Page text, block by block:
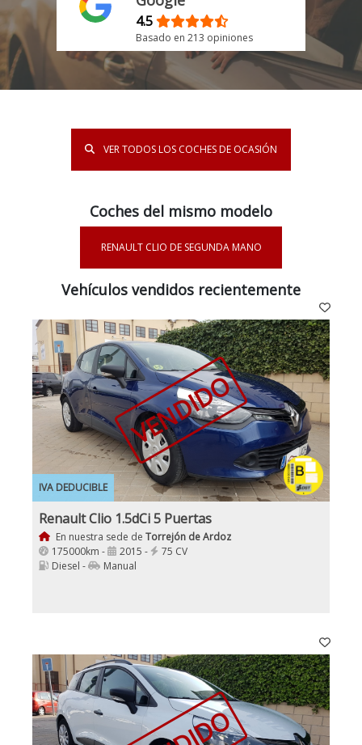
4.5
Basado en 213 opiniones
VER TODOS LOS COCHES DE OCASIÓN
Coches del mismo modelo
RENAULT CLIO DE SEGUNDA MANO
Vehículos vendidos recientemente
IVA DEDUCIBLE
VENDIDO
Renault Clio 1.5dCi 5 Puertas
En nuestra sede de Torrejón de Ardoz
175000km -
2015 -
75 CV
Diesel -
Manual